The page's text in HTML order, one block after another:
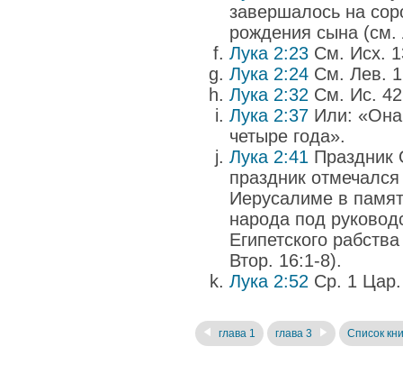
завершалось на
рождения сына (см.
Лука 2:23 См. Исх.
Лука 2:24 См. Лев.
Лука 2:32 См. Ис.
Лука 2:37 Или: «Она
четыре года».
Лука 2:41 Праздник
праздник
Иерусалиме в
народа под
Египетского
Втор. 16:1-8).
Лука 2:52 Ср. 1
глава 1 глава 3 Список